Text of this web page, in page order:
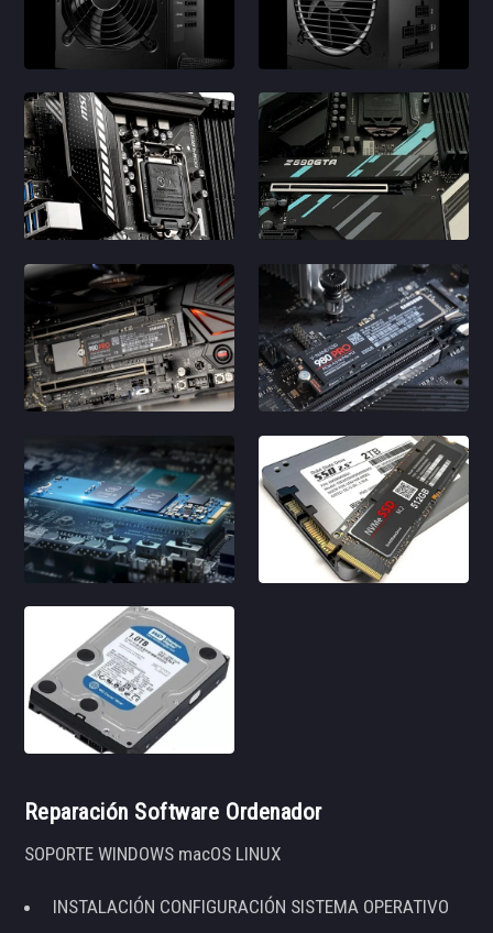
Reparación Software Ordenador
SOPORTE WINDOWS macOS LINUX
INSTALACIÓN CONFIGURACIÓN SISTEMA OPERATIVO